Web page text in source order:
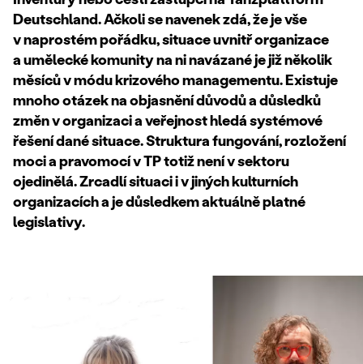
Deutschland. Ačkoli se navenek zdá, že je vše
v naprostém pořádku, situace uvnitř organizace
a umělecké komunity na ni navázané je již několik
měsíců v módu krizového managementu. Existuje
mnoho otázek na objasnění důvodů a důsledků
změn v organizaci a veřejnost hledá systémové
řešení dané situace. Struktura fungování, rozložení
moci a pravomocí v TP totiž není v sektoru
ojedinělá. Zrcadlí situaci i v jiných kulturních
organizacích a je důsledkem aktuálně platné
legislativy.